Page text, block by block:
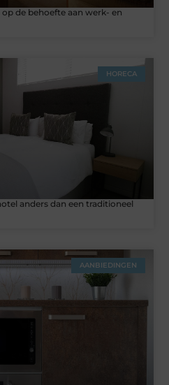
de behoefte aan werk- en
HORECA
anders dan een traditioneel
AANBIEDINGEN